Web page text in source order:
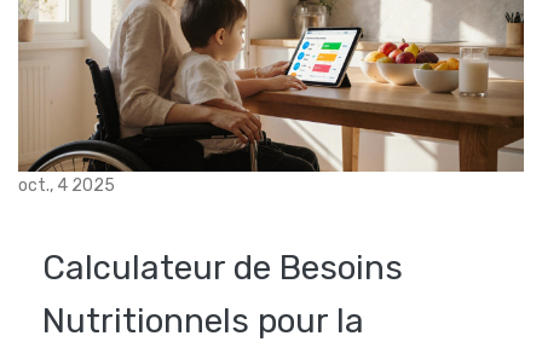
oct., 4 2025
Calculateur de Besoins
Nutritionnels pour la